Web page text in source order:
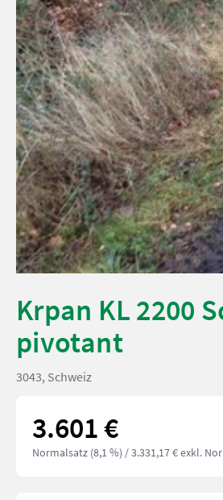
Krpan KL 2200
pivotant
3043, Schweiz
3.601 €
Normalsatz (8,1 %) / 3.331,17 € exkl.